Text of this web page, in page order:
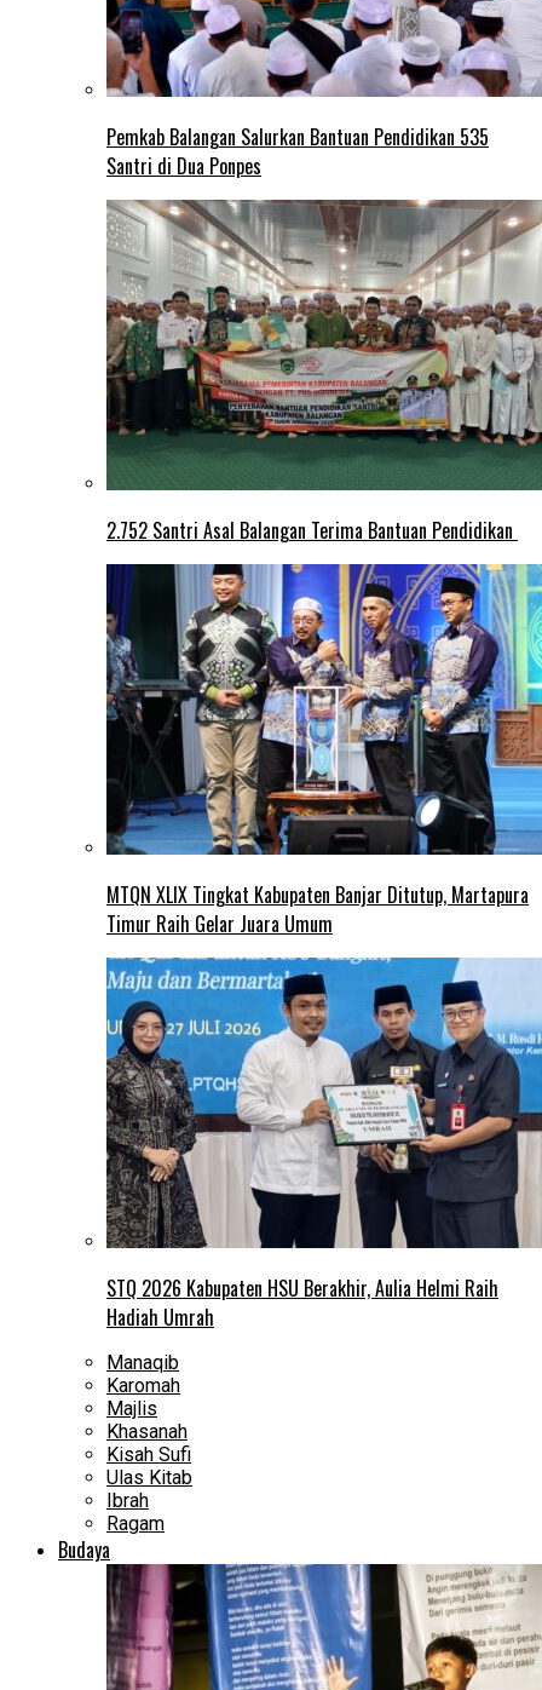
Pemkab Balangan Salurkan Bantuan Pendidikan 535
Santri di Dua Ponpes
2.752 Santri Asal Balangan Terima Bantuan Pendidikan
MTQN XLIX Tingkat Kabupaten Banjar Ditutup, Martapura
Timur Raih Gelar Juara Umum
STQ 2026 Kabupaten HSU Berakhir, Aulia Helmi Raih
Hadiah Umrah
Manaqib
Karomah
Majlis
Khasanah
Kisah Sufi
Ulas Kitab
Ibrah
Ragam
Budaya